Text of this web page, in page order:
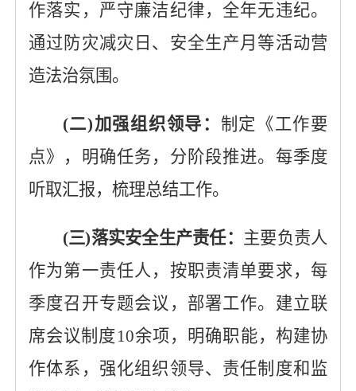
作落实，严守廉洁纪律，全年无违纪。
通过防灾减灾日、安全生产月等活动营
造法治氛围。
(二)加强组织领导： 制定《工作要
点》，明确任务，分阶段推进。每季度
听取汇报，梳理总结工作。
(三)落实安全生产责任： 主要负责人
作为第一责任人，按职责清单要求，每
季度召开专题会议，部署工作。建立联
席会议制度10余项，明确职能，构建协
作体系，强化组织领导、责任制度和监